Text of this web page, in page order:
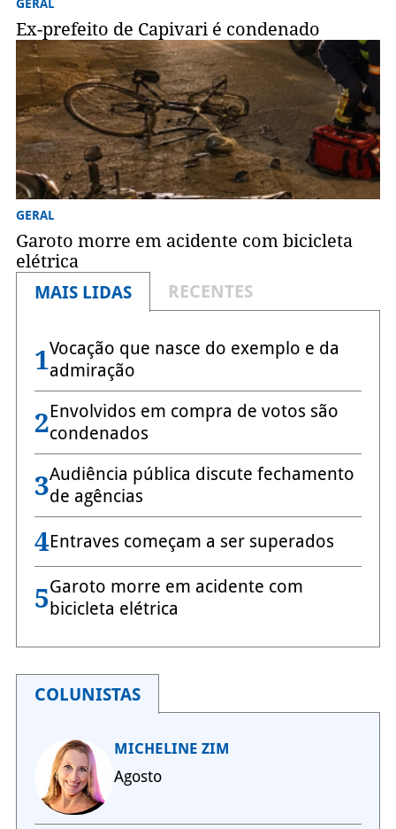
GERAL
Ex-prefeito de Capivari é condenado
GERAL
Garoto morre em acidente com bicicleta
elétrica
MAIS LIDAS
RECENTES
1Vocação que nasce do exemplo e da
admiração
2Envolvidos em compra de votos são
condenados
3Audiência pública discute fechamento
de agências
4Entraves começam a ser superados
5Garoto morre em acidente com
bicicleta elétrica
COLUNISTAS
MICHELINE ZIM
Agosto